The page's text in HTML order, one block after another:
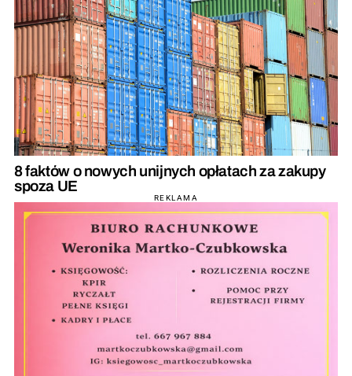
8 faktów o nowych unijnych opłatach za zakupy
spoza UE
REKLAMA